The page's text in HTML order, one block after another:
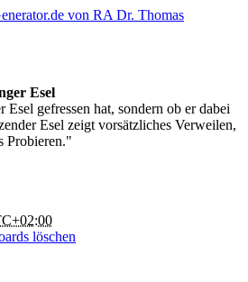
von RA Dr. Thomas
Esel
gefressen hat, sondern ob er dabei
Esel zeigt vorsätzliches Verweilen,
Probieren."
löschen